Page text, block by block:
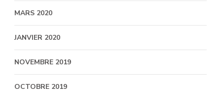
MARS 2020
JANVIER 2020
NOVEMBRE 2019
OCTOBRE 2019